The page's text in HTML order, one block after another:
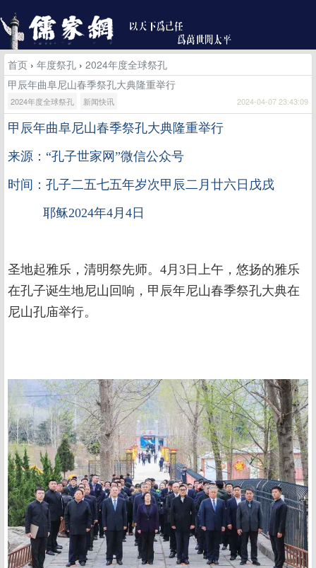
首页 › 年度祭孔 › 2024年度全球祭孔
甲辰年曲阜尼山春季祭孔大典隆重举行
2024年度全球祭孔 新闻快讯 2024-04-07 23:43:09
甲辰年曲阜尼山春季祭孔大典隆重举行
来源：“孔子世家网”微信公众号
时间：孔子二五七五年岁次甲辰二月廿六日戊戌
耶稣2024年4月4日
圣地起雅乐，清明祭先师。4月3日上午，悠扬的雅乐
在孔子诞生地尼山回响，甲辰年尼山春季祭孔大典在
尼山孔庙举行。